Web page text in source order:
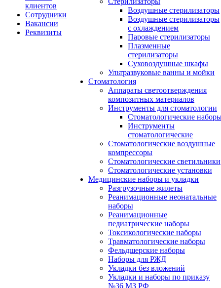
клиентов
Сотрудники
Вакансии
Реквизиты
Воздушные стерилизаторы
Воздушные стерилизаторы
с охлаждением
Паровые стерилизаторы
Плазменные
стерилизаторы
Суховоздушные шкафы
Ультразвуковые ванны и мойки
Стоматология
Аппараты светоотверждения
композитных материалов
Инструменты для стоматологии
Стоматологические
Инструменты
стоматологические
Стоматологические воздушные
компрессоры
Стоматологические светильники
Стоматологические установки
Медицинские наборы и укладки
Разгрузочные жилеты
Реанимационные неонатальные
наборы
Реанимационные
педиатрические наборы
Токсикологические наборы
Травматологические наборы
Фельдшерские наборы
Наборы для РЖД
Укладки без вложений
Укладки и наборы по приказу
№36 МЗ РФ